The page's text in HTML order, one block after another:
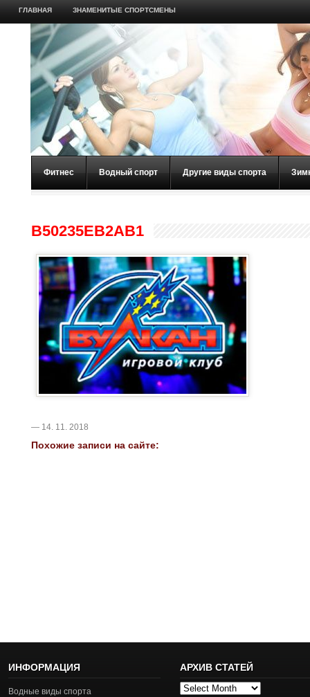
ГЛАВНАЯ ЗНАМЕНИТЫЕ СПОРТСМЕНЫ
Фитнес Водный спорт Другие виды спорта
B50235EB2AB1
— 14. 11. 2018
Похожие записи на сайте:
ИНФОРМАЦИЯ
Водные виды спорта
АРХИВ СТАТЕЙ
Архив